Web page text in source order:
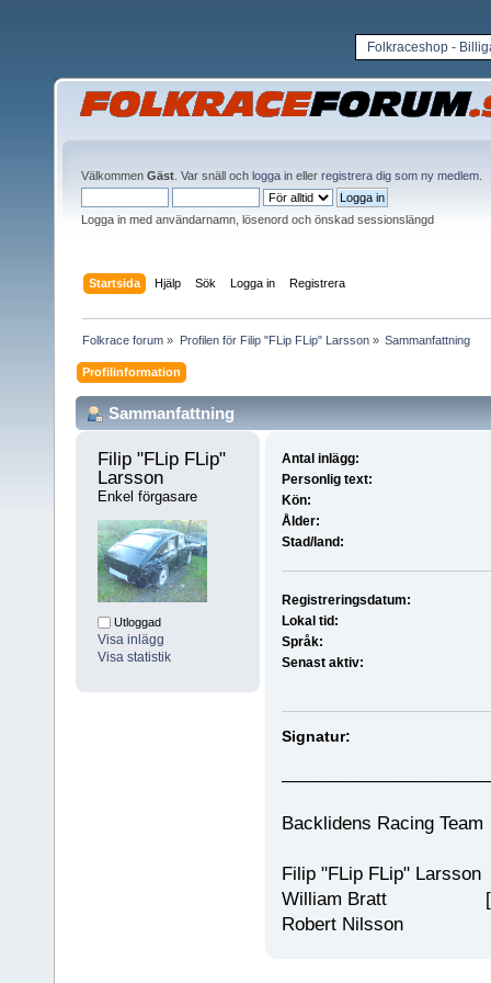
Folkraceshop -
Välkommen Gäst . Var snäll och logga in eller registrera dig som ny medlem
Logga in med användarnamn, lösenord och önskad sessionslängd
Startsida Hjälp Sök Logga in Registrera
Folkrace forum » Profilen för Filip "FLip FLip" Larsson» Sammanfattning
Profilinformation
Sammanfattning
Filip "FLip FLip"
Larsson
Enkel förgasare
Utloggad
Visa inlägg
Visa statistik
Antal inlägg:
Personlig text:
Kön:
Ålder:
Stad/land:
Registreringsdatum:
Lokal tid:
Språk:
Senast aktiv:
Signatur:
Backlidens Racing
Filip "FLip FLip"
William Bratt
Robert Nilsson